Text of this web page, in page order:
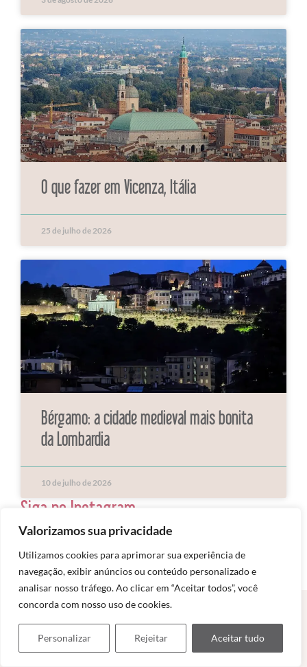
Valorizamos sua privacidade
Utilizamos cookies para aprimorar sua experiência de
navegação, exibir anúncios ou conteúdo personalizado e
analisar nosso tráfego. Ao clicar em “Aceitar todos”, você
concorda com nosso uso de cookies.
Personalizar Rejeitar Aceitar tudo
O que fazer em Vicenza, Itália
25 de julho de 2026
Bérgamo: a cidade medieval mais bonita
da Lombardia
10 de julho de 2026
Siga no Instagram
COMENTÁRIOS